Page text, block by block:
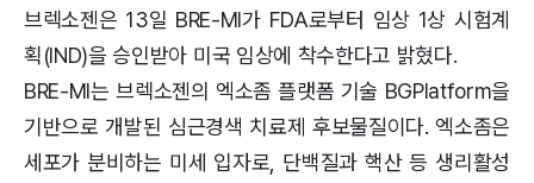
브렉소젠은 13일 BRE-MI가 FDA로부터 임상 1상 시험계
획(IND)을 승인받아 미국 임상에 착수한다고 밝혔다.
BRE-MI는 브렉소젠의 엑소좀 플랫폼 기술 BGPlatform을
기반으로 개발된 심근경색 치료제 후보물질이다. 엑소좀은
세포가 분비하는 미세 입자로, 단백질과 핵산 등 생리활성